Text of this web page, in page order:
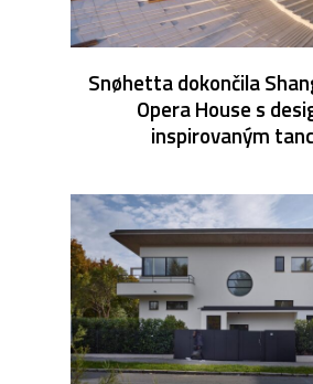
Snøhetta dokončila
Opera House s
inspirovaným